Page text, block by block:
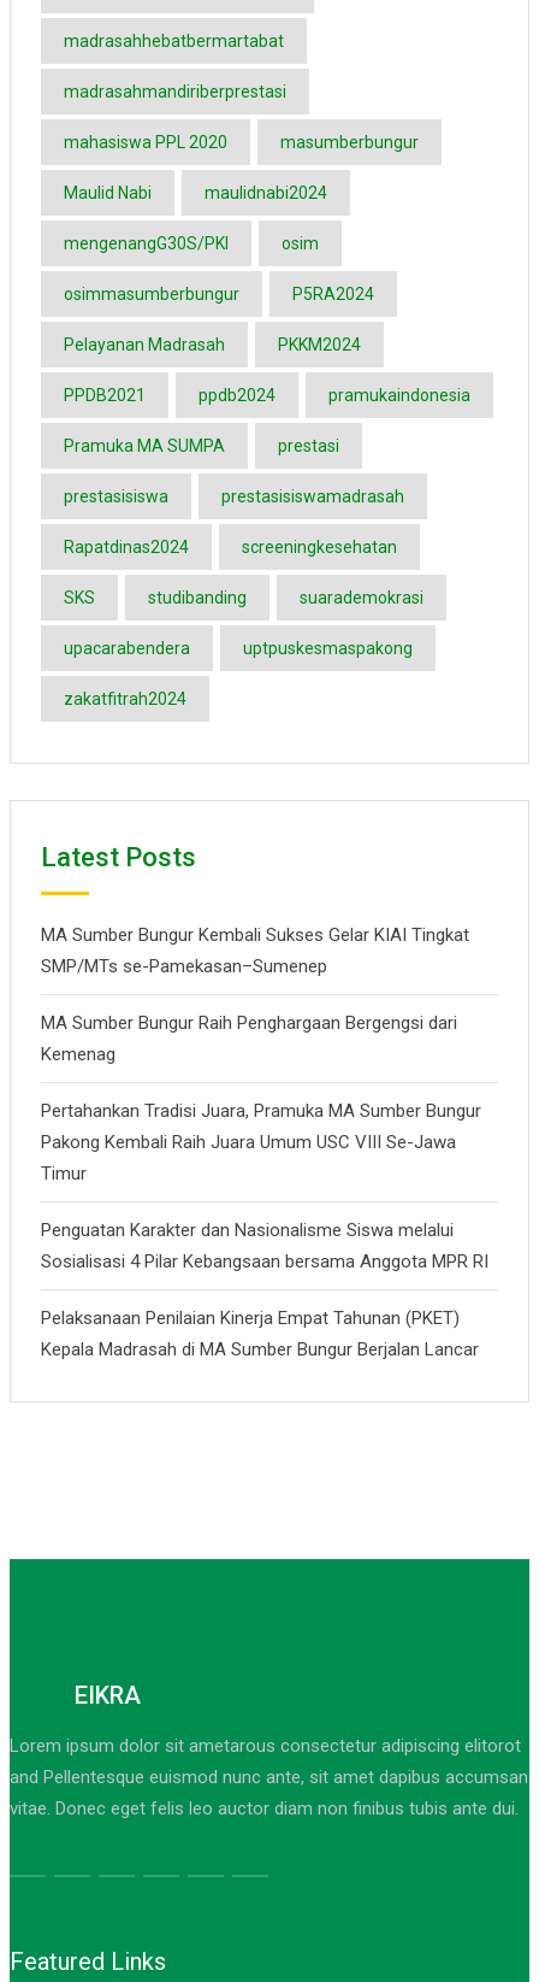
madrasahhebatbermartabat
madrasahmandiriberprestasi
mahasiswa PPL 2020 masumberbungur
Maulid Nabi maulidnabi2024
mengenangG30S/PKI osim
osimmasumberbungur P5RA2024
Pelayanan Madrasah PKKM2024
PPDB2021 ppdb2024 pramukaindonesia
Pramuka MA SUMPA prestasi
prestasisiswa prestasisiswamadrasah
Rapatdinas2024 screeningkesehatan
SKS studibanding suarademokrasi
upacarabendera uptpuskesmaspakong
zakatfitrah2024
Latest Posts
MA Sumber Bungur Kembali Sukses Gelar KIAI Tingkat
SMP/MTs se-Pamekasan–Sumenep
MA Sumber Bungur Raih Penghargaan Bergengsi dari
Kemenag
Pertahankan Tradisi Juara, Pramuka MA Sumber Bungur
Pakong Kembali Raih Juara Umum USC VIII Se-Jawa
Timur
Penguatan Karakter dan Nasionalisme Siswa melalui
Sosialisasi 4 Pilar Kebangsaan bersama Anggota MPR RI
Pelaksanaan Penilaian Kinerja Empat Tahunan (PKET)
Kepala Madrasah di MA Sumber Bungur Berjalan Lancar
EIKRA
Lorem ipsum dolor sit ametarous consectetur adipiscing elitorot
and Pellentesque euismod nunc ante, sit amet dapibus accumsan
vitae. Donec eget felis leo auctor diam non finibus tubis ante dui.
Featured Links